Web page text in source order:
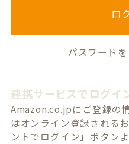
ロ
パスワード
連携サービスでログイ
Amazon.co.jpにご登録の
はオンライン登録される
ントでログイン」ボタン